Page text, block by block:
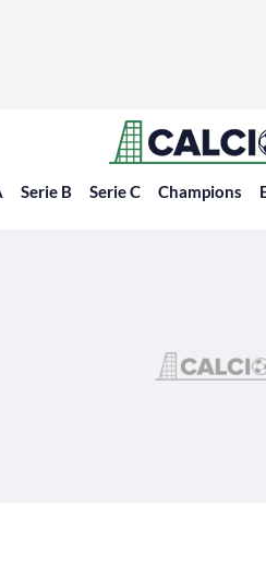
Serie B Serie C Champions